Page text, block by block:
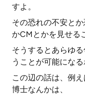
すよ。
その恐れの不安と
かCMとかを見せる
そうするとあらゆ
うことが可能になる
この辺の話は、例
博士なんかは、